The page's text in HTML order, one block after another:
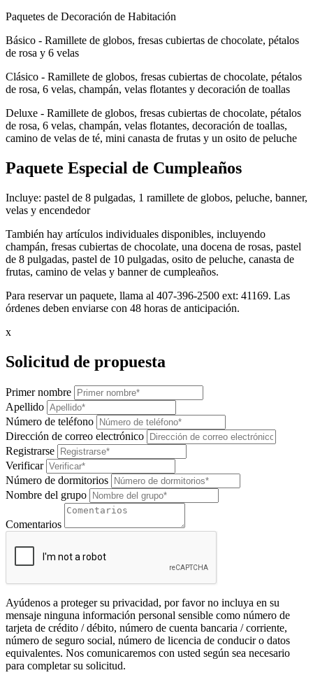
Paquetes de Decoración de Habitación
Básico - Ramillete de globos, fresas cubiertas de chocolate, pétalos
de rosa y 6 velas
Clásico - Ramillete de globos, fresas cubiertas de chocolate, pétalos
de rosa, 6 velas, champán, velas flotantes y decoración de toallas
Deluxe - Ramillete de globos, fresas cubiertas de chocolate, pétalos
de rosa, 6 velas, champán, velas flotantes, decoración de toallas,
camino de velas de té, mini canasta de frutas y un osito de peluche
Paquete Especial de Cumpleaños
Incluye: pastel de 8 pulgadas, 1 ramillete de globos, peluche, banner,
velas y encendedor
También hay artículos individuales disponibles, incluyendo
champán, fresas cubiertas de chocolate, una docena de rosas, pastel
de 8 pulgadas, pastel de 10 pulgadas, osito de peluche, canasta de
frutas, camino de velas y banner de cumpleaños.
Para reservar un paquete, llama al 407-396-2500 ext: 41169. Las
órdenes deben enviarse con 48 horas de anticipación.
x
Solicitud de propuesta
Primer nombre
Apellido
Número de teléfono
Dirección de correo electrónico
Registrarse
Verificar
Número de dormitorios
Nombre del grupo
Comentarios
Ayúdenos a proteger su privacidad, por favor no incluya en su
mensaje ninguna información personal sensible como número de
tarjeta de crédito / débito, número de cuenta bancaria / corriente,
número de seguro social, número de licencia de conducir o datos
equivalentes. Nos comunicaremos con usted según sea necesario
para completar su solicitud.